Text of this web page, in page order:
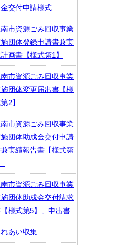
金交付申請様式
市資源ごみ回収事業
団体登録申請書兼実
画書【様式第1】
市資源ごみ回収事業
団体変更届出書【様
2】
市資源ごみ回収事業
団体助成金交付申請
実績報告書【様式第
市資源ごみ回収事業
団体助成金交付請求
様式第5】、申出書
あい収集